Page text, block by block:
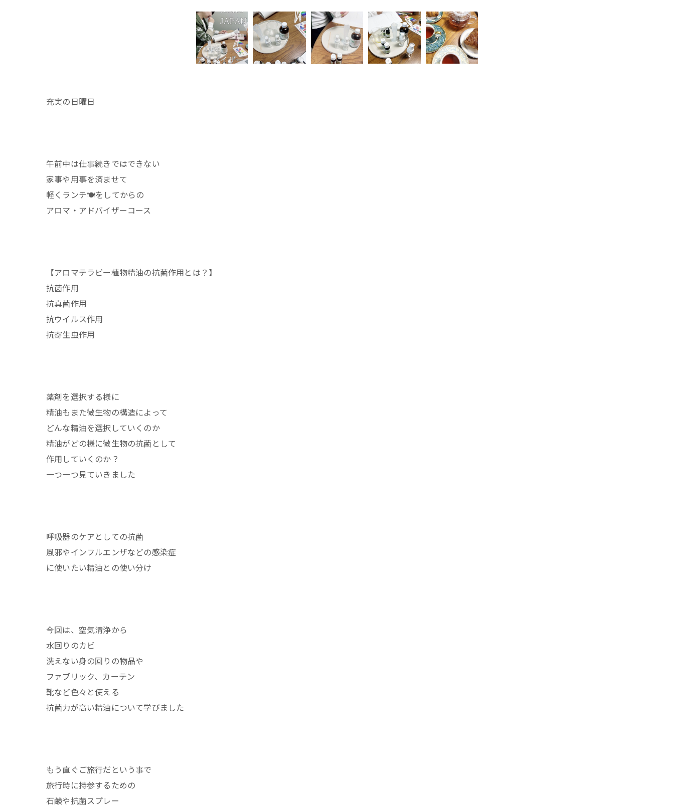
充実の日曜日
午前中は仕事続きではできない
家事や用事を済ませて
軽くランチ🍽️をしてからの
アロマ・アドバイザーコース
【アロマテラピー植物精油の抗菌作用とは？】
抗菌作用
抗真菌作用
抗ウイルス作用
抗寄生虫作用
薬剤を選択する様に
精油もまた微生物の構造によって
どんな精油を選択していくのか
精油がどの様に微生物の抗菌として
作用していくのか？
一つ一つ見ていきました
呼吸器のケアとしての抗菌
風邪やインフルエンザなどの感染症
に使いたい精油との使い分け
今回は、空気清浄から
水回りのカビ
洗えない身の回りの物品や
ファブリック、カーテン
靴など色々と使える
抗菌力が高い精油について学びました
もう直ぐご旅行だという事で
旅行時に持参するための
石鹸や抗菌スプレー